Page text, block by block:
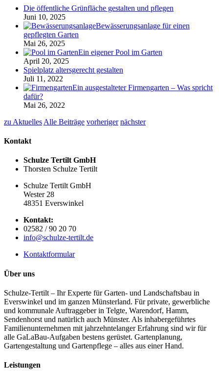
Die öffentliche Grünfläche gestalten und pflegen
Juni 10, 2025
Bewässerungsanlage für einen
gepflegten Garten
Mai 26, 2025
Ein eigener Pool im Garten
April 20, 2025
Spielplatz altersgerecht gestalten
Juli 11, 2022
Ein ausgestalteter Firmengarten – Was spricht
dafür?
Mai 26, 2022
zu Aktuelles Alle Beiträge vorheriger nächster
Kontakt
Schulze Tertilt GmbH
Thorsten Schulze Tertilt
Schulze Tertilt GmbH
Wester 28
48351 Everswinkel
Kontakt:
02582 / 90 20 70
info@schulze-tertilt.de
Kontaktformular
Über uns
Schulze-Tertilt – Ihr Experte für Garten- und Landschaftsbau in
Everswinkel und im ganzen Münsterland. Für private, gewerbliche
und kommunale Auftraggeber in Telgte, Warendorf, Hamm,
Sendenhorst und natürlich auch Münster. Als inhabergeführtes
Familienunternehmen mit jahrzehntelanger Erfahrung sind wir für
alle GaLaBau-Aufgaben bestens gerüstet. Gartenplanung,
Gartengestaltung und Gartenpflege – alles aus einer Hand.
Leistungen